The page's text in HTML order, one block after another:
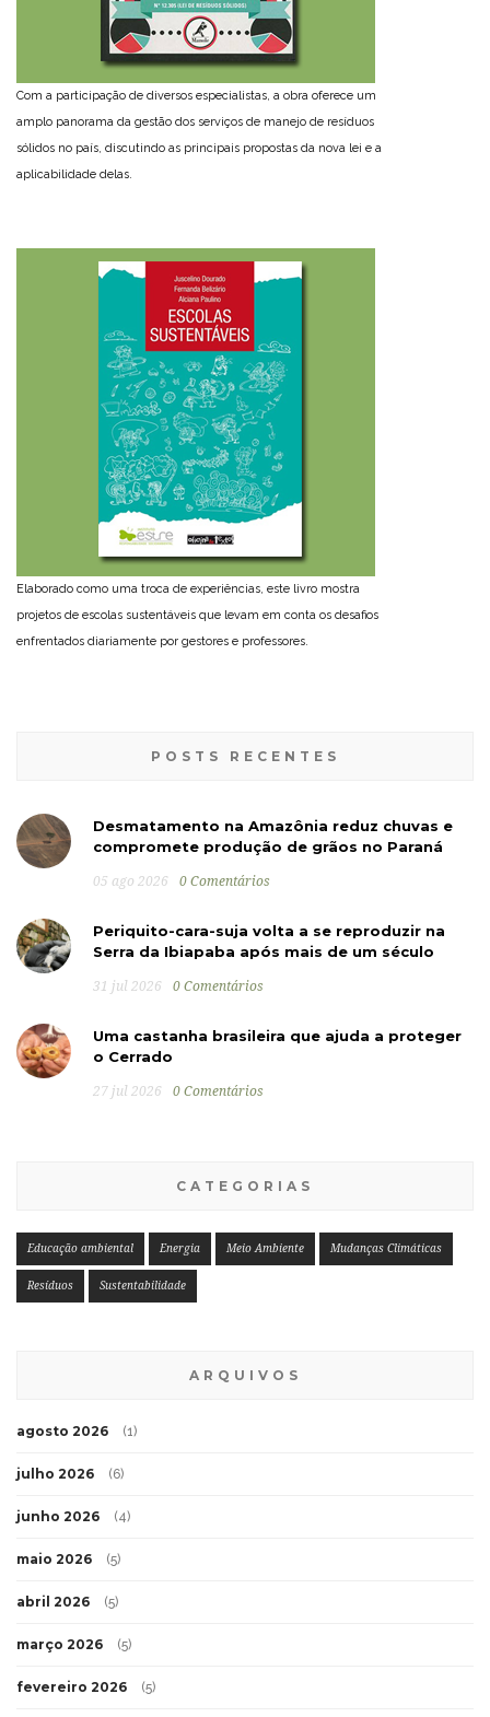
Com a participação de diversos especialistas, a obra oferece um
amplo panorama da gestão dos serviços de manejo de resíduos
sólidos no país, discutindo as principais propostas da nova lei e a
aplicabilidade delas.
Elaborado como uma troca de experiências, este livro mostra
projetos de escolas sustentáveis que levam em conta os desafios
enfrentados diariamente por gestores e professores.
POSTS RECENTES
Desmatamento na Amazônia reduz chuvas e
compromete produção de grãos no Paraná
05 ago 2026 0 Comentários
Periquito-cara-suja volta a se reproduzir na
Serra da Ibiapaba após mais de um século
31 jul 2026 0 Comentários
Uma castanha brasileira que ajuda a proteger
o Cerrado
27 jul 2026 0 Comentários
CATEGORIAS
Educação ambiental Energia Meio Ambiente Mudanças Climáticas
Resíduos Sustentabilidade
ARQUIVOS
agosto 2026 (1)
julho 2026 (6)
junho 2026 (4)
maio 2026 (5)
abril 2026 (5)
março 2026 (5)
fevereiro 2026 (5)